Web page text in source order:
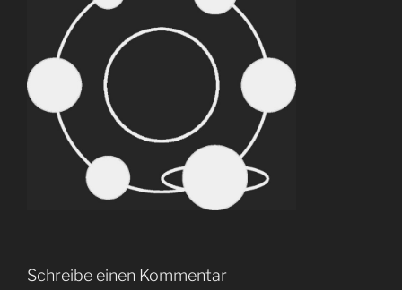
Schreibe einen Kommentar